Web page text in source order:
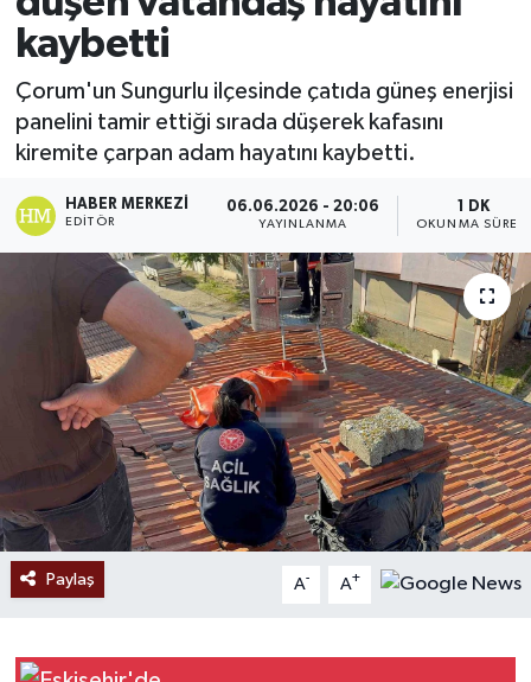
kaybetti
Çorum'un Sungurlu ilçesinde çatıda güneş enerjisi
panelini tamir ettiği sırada düşerek kafasını
kiremite çarpan adam hayatını kaybetti.
HABER MERKEZI
EDITÖR
06.06.2026 - 20:06
YAYINLANMA
1 DK
OKUNMA SÜRESI
Paylaş A- A+
Ekonomi
Sağlık
Tokat Haber